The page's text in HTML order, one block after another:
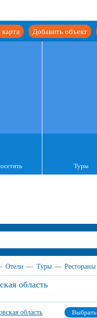
Добавить объект
Туры
Отели — Туры — Рестораны
область
область Выбрать